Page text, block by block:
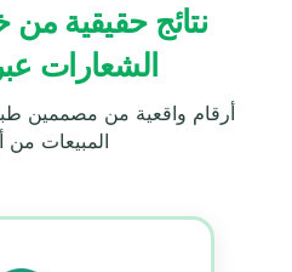
نتائج حقيقية
الشعارات
أرقام واقعية من مصممين
المبيعات من